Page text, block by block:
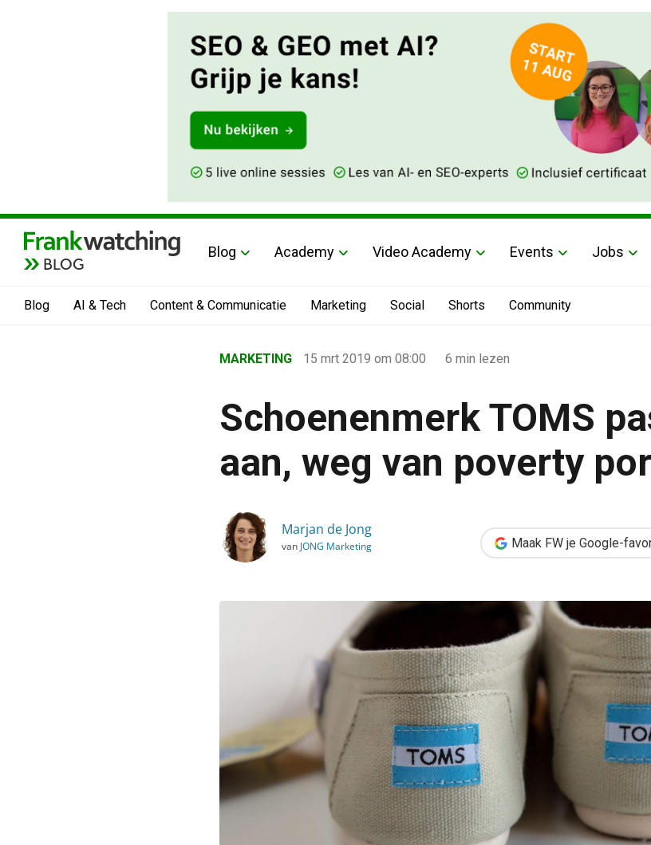
BLOG
Blog Academy Video Academy Events Jobs
Blog AI & Tech Content & Communicatie Marketing Social Shorts Community
›
›
›
MARKETING 15 mrt 2019 om 08:00 6 min lezen
Schoenenmerk TOMS
aan, weg van poverty
Marjan de Jong
van JONG Marketing Maak FW je Google-